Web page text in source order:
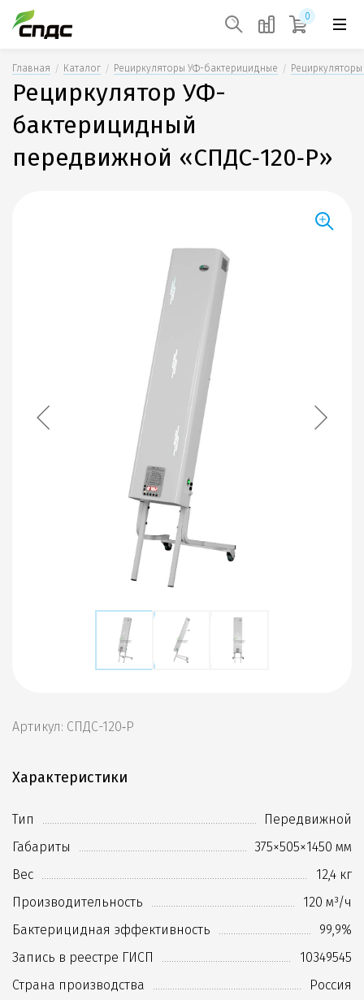
0
Главная Каталог Рециркуляторы УФ-бактерицидные
Рециркулятор УФ-
бактерицидный
передвижной «СПДС‑120‑Р»
Артикул: СПДС-120‑Р
Характеристики
Тип
Передвижной
Габариты
375×505×1450 мм
Вес
12,4 кг
Производительность
120 м³/ч
Бактерицидная эффективность
99,9%
Запись в реестре ГИСП
10349545
Страна производства
Россия